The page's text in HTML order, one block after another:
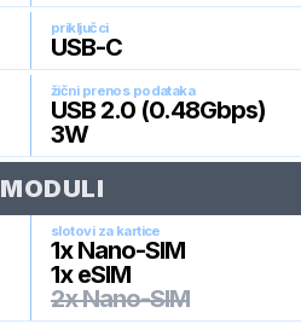
priključci
USB-C
žični prenos podataka
USB 2.0 (0.48Gbps)
3W
MODULI
slotovi za kartice
1x Nano-SIM
1x eSIM
2x Nano-SIM